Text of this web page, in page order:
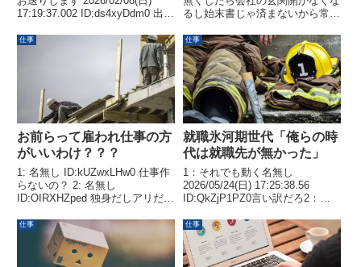
17:19:37.002 ID:ds4xyDdm0 出入
い所に俺含めた上司達や社長がい
る総務があるこれまでは出入口で
お先に失礼しますっ...
るし始末書じゃ済まないから常に
てことニートは知らないでしょ
仕事
お前らって雇われ仕事の方
がいいわけ？？？
1: 名無し ID:kUZwxLHw0 仕事作
らないの？ 2: 名無し
ID:OIRXHZped 独身だしアリだけ
ID:kUZwxLHw0 >>2ネタは別に無
限にあるのでは、成功するかは知
らんけど 6: 名無し...
仕事
就職氷河期世代「俺らの時
代は就職先が無かった」
1：それでも動く名無し
2026/05/24(日) 17:25:38.56
ID:QkZjP1PZ0言い訳だろ2：そ
17:26:29.53 ID:l/rIYqu10正式には
「働きたいけど肉体労働...
仕事 仕事